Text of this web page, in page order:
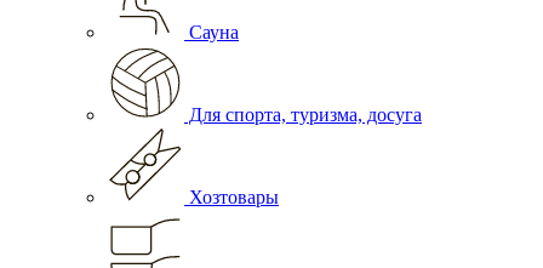
Сауна
Для спорта, туризма, досуга
Хозтовары